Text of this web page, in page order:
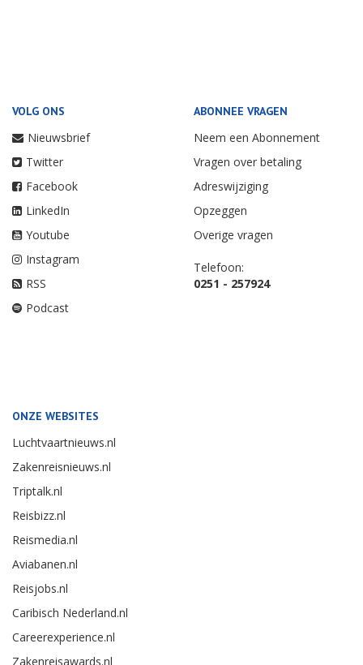
VOLG ONS
Nieuwsbrief
Twitter
Facebook
LinkedIn
Youtube
Instagram
RSS
Podcast
ABONNEE VRAGEN
Neem een Abonnement
Vragen over betaling
Adreswijziging
Opzeggen
Overige vragen
Telefoon:
0251 - 257924
ONZE WEBSITES
Luchtvaartnieuws.nl
Zakenreisnieuws.nl
Triptalk.nl
Reisbizz.nl
Reismedia.nl
Aviabanen.nl
Reisjobs.nl
Caribisch Nederland.nl
Careerexperience.nl
Zakenreisawards.nl